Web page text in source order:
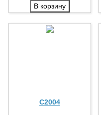
В корзину
C2004